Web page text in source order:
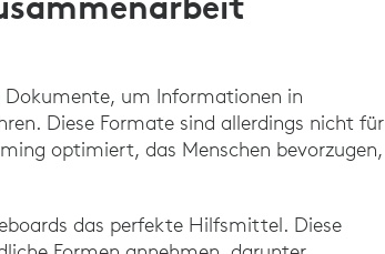
Dokumente, um Informationen in
Diese Formate sind allerdings nicht für
optimiert, das Menschen bevorzugen,
das perfekte Hilfsmittel. Diese